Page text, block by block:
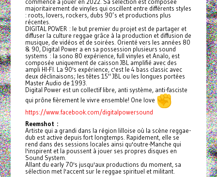
majoritairement de vinyles qui oscillent entre différents styles
: roots, lovers, rockers, dubs 90’s et productions plus
récentes.
DIGITAL POWER : le but premier du projet est de partager et
diffuser la culture reggae grâce à la production et diffusion de
musique, de vidéos et de soirées. Orienté vers les années 80
& 90, Digital Power a en sa possession plusieurs sound
systems : la sono 80 expérience, full vinyles et Analo, est
composée uniquement de caisson JBL amplifié avec des
ampli HI-FI. La 90's expérience, c'est le 4 bass classic avec
deux déclinaisons; les têtes 15" JBL ou les longues portées
Master Audio de 1993.
Digital Power est un collectif libre, anti système, anti-fasciste
qui prône fièrement le vivre ensemble! One love
https://www.facebook.com/digitalpowersound
Reemshot :
Artiste qui a grandi dans la région lilloise où la scène reggae-
dub est active depuis fort longtemps. Rapidement, elle se
rend dans des sessions locales ainsi qu'outre-Manche qui
l'inspirent et la poussent à jouer ses propres disques en
Sound System.
Allant du early 70's jusqu'aux productions du moment, sa
sélection met l'accent sur le reggae spirituel et militant.